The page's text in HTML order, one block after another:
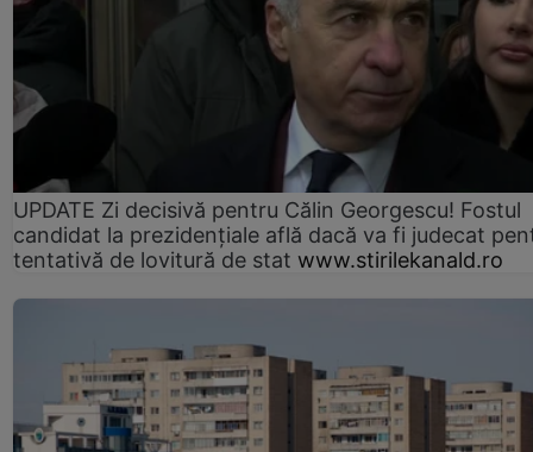
UPDATE Zi decisivă pentru Călin Georgescu! Fostul
candidat la prezidențiale află dacă va fi judecat
tentativă de lovitură de stat www.stirilekanald.ro